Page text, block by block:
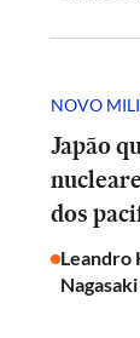
NOVO
Japão
dos
Leandro